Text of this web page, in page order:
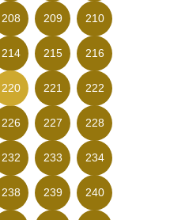
208 209 210
214 215 216
220 221 222
226 227 228
232 233 234
238 239 240